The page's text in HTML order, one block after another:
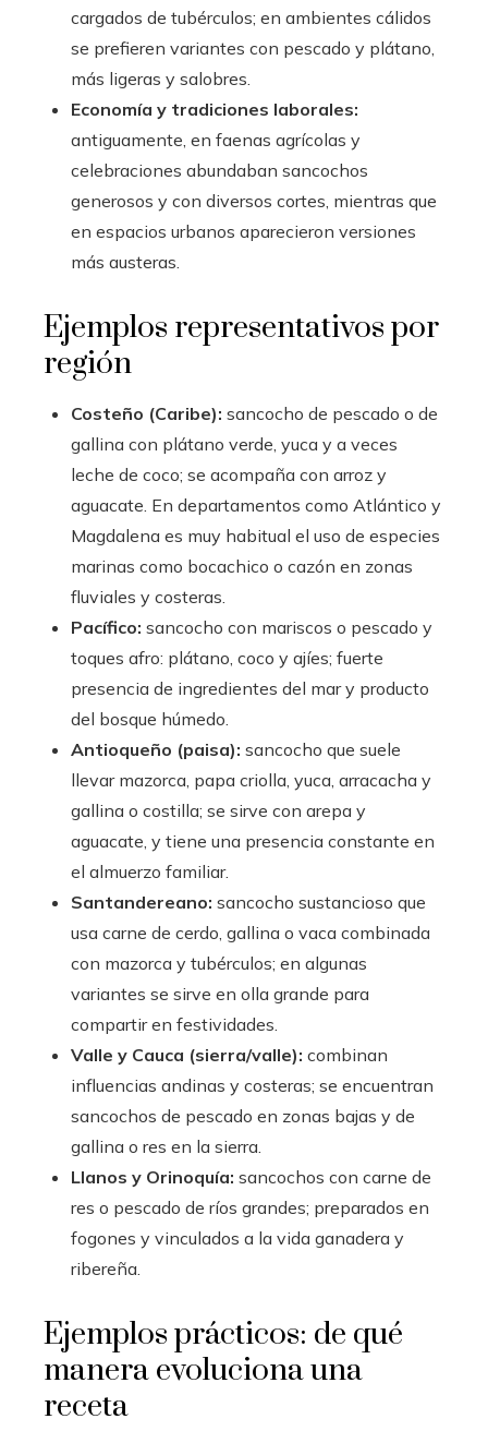
cargados de tubérculos; en ambientes cálidos
se prefieren variantes con pescado y plátano,
más ligeras y salobres.
Economía y tradiciones laborales:
antiguamente, en faenas agrícolas y
celebraciones abundaban sancochos
generosos y con diversos cortes, mientras que
en espacios urbanos aparecieron versiones
más austeras.
Ejemplos representativos por
región
Costeño (Caribe): sancocho de pescado o de
gallina con plátano verde, yuca y a veces
leche de coco; se acompaña con arroz y
aguacate. En departamentos como Atlántico y
Magdalena es muy habitual el uso de especies
marinas como bocachico o cazón en zonas
fluviales y costeras.
Pacífico: sancocho con mariscos o pescado y
toques afro: plátano, coco y ajíes; fuerte
presencia de ingredientes del mar y producto
del bosque húmedo.
Antioqueño (paisa): sancocho que suele
llevar mazorca, papa criolla, yuca, arracacha y
gallina o costilla; se sirve con arepa y
aguacate, y tiene una presencia constante en
el almuerzo familiar.
Santandereano: sancocho sustancioso que
usa carne de cerdo, gallina o vaca combinada
con mazorca y tubérculos; en algunas
variantes se sirve en olla grande para
compartir en festividades.
Valle y Cauca (sierra/valle): combinan
influencias andinas y costeras; se encuentran
sancochos de pescado en zonas bajas y de
gallina o res en la sierra.
Llanos y Orinoquía: sancochos con carne de
res o pescado de ríos grandes; preparados en
fogones y vinculados a la vida ganadera y
ribereña.
Ejemplos prácticos: de qué
manera evoluciona una
receta